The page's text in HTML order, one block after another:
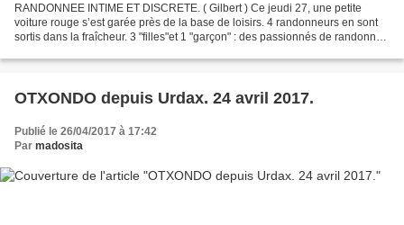
RANDONNEE INTIME ET DISCRETE. ( Gilbert ) Ce jeudi 27, une petite
voiture rouge s’est garée près de la base de loisirs. 4 randonneurs en sont
sortis dans la fraîcheur. 3 "filles"et 1 "garçon" : des passionnés de randonnée
OTXONDO depuis Urdax. 24 avril 2017.
Publié le 26/04/2017 à 17:42
Par madosita